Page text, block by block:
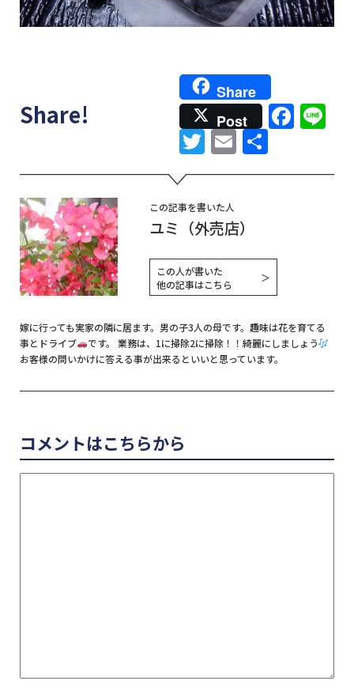
Share!
Share
Post
Twitter
Email
有
この記事を書いた人
ユミ（外売店）
この人が書いた
他の記事はこちら
＞
嫁に行っても実家の隣に居ます。男の子3人の母です。趣味は花を育てる
事とドライブ
です。 業務は、1に掃除2に掃除！！綺麗にしましょう
お客様の問いかけに答える事が出来るといいと思っています。
コメントはこちらから